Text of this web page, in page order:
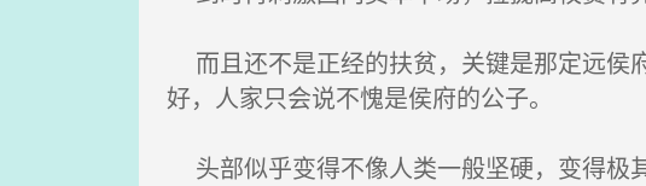
而且还不是正经的扶贫，关键是那定远侯
好，人家只会说不愧是侯府的公子。
头部似乎变得不像人类一般坚硬，变得极